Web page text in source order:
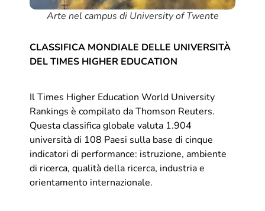
Arte nel campus di University of Twente
CLASSIFICA MONDIALE DELLE UNIVERSITÀ
DEL TIMES HIGHER EDUCATION
Il Times Higher Education World University
Rankings è compilato da Thomson Reuters.
Questa classifica globale valuta 1.904
università di 108 Paesi sulla base di cinque
indicatori di performance: istruzione, ambiente
di ricerca, qualità della ricerca, industria e
orientamento internazionale.